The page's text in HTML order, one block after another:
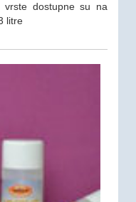
vrste dostupne su na
litre